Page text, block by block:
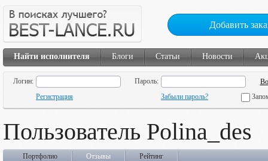
Добавить
Найти исполнителя Блоги Статьи Новости
Логин:
Пароль:
Регистрация
Забыли пароль?
Пользователь Polina_des
Портфолио Отзывы Рейтинг